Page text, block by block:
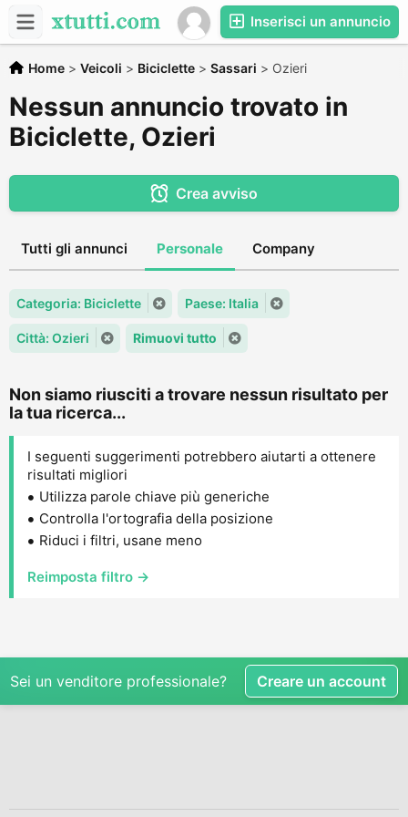
Inserisci un annuncio
Home > Veicoli > Biciclette > Sassari > Ozieri
Nessun annuncio trovato in
Biciclette, Ozieri
Crea avviso
Tutti gli annunci Personale Company
Categoria: Biciclette Paese: Italia
Città: Ozieri Rimuovi tutto
Non siamo riusciti a trovare nessun risultato per
la tua ricerca...
I seguenti suggerimenti potrebbero aiutarti a ottenere
risultati migliori
Utilizza parole chiave più generiche
Controlla l'ortografia della posizione
Riduci i filtri, usane meno
Reimposta filtro →
Sei un venditore professionale? Creare un account